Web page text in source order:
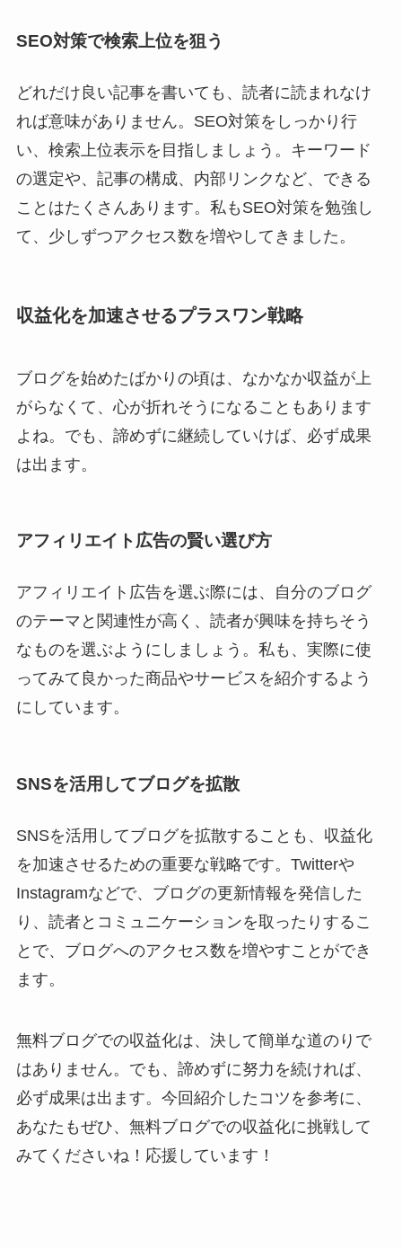
SEO対策で検索上位を狙う
どれだけ良い記事を書いても、読者に読まれなけ
れば意味がありません。SEO対策をしっかり行
い、検索上位表示を目指しましょう。キーワード
の選定や、記事の構成、内部リンクなど、できる
ことはたくさんあります。私もSEO対策を勉強し
て、少しずつアクセス数を増やしてきました。
収益化を加速させるプラスワン戦略
ブログを始めたばかりの頃は、なかなか収益が上
がらなくて、心が折れそうになることもあります
よね。でも、諦めずに継続していけば、必ず成果
は出ます。
アフィリエイト広告の賢い選び方
アフィリエイト広告を選ぶ際には、自分のブログ
のテーマと関連性が高く、読者が興味を持ちそう
なものを選ぶようにしましょう。私も、実際に使
ってみて良かった商品やサービスを紹介するよう
にしています。
SNSを活用してブログを拡散
SNSを活用してブログを拡散することも、収益化
を加速させるための重要な戦略です。Twitterや
Instagramなどで、ブログの更新情報を発信した
り、読者とコミュニケーションを取ったりするこ
とで、ブログへのアクセス数を増やすことができ
ます。
無料ブログでの収益化は、決して簡単な道のりで
はありません。でも、諦めずに努力を続ければ、
必ず成果は出ます。今回紹介したコツを参考に、
あなたもぜひ、無料ブログでの収益化に挑戦して
みてくださいね！応援しています！